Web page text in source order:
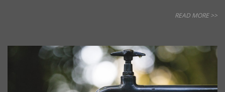
READ MORE >>